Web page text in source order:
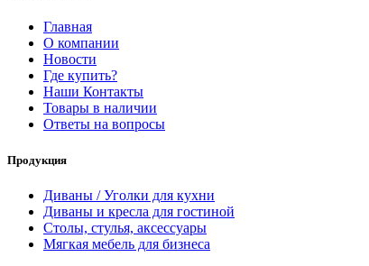
Главная
О компании
Новости
Где купить?
Наши Контакты
Товары в наличии
Ответы на вопросы
Продукция
Диваны / Уголки для кухни
Диваны и кресла для гостиной
Столы, стулья, аксессуары
Мягкая мебель для бизнеса